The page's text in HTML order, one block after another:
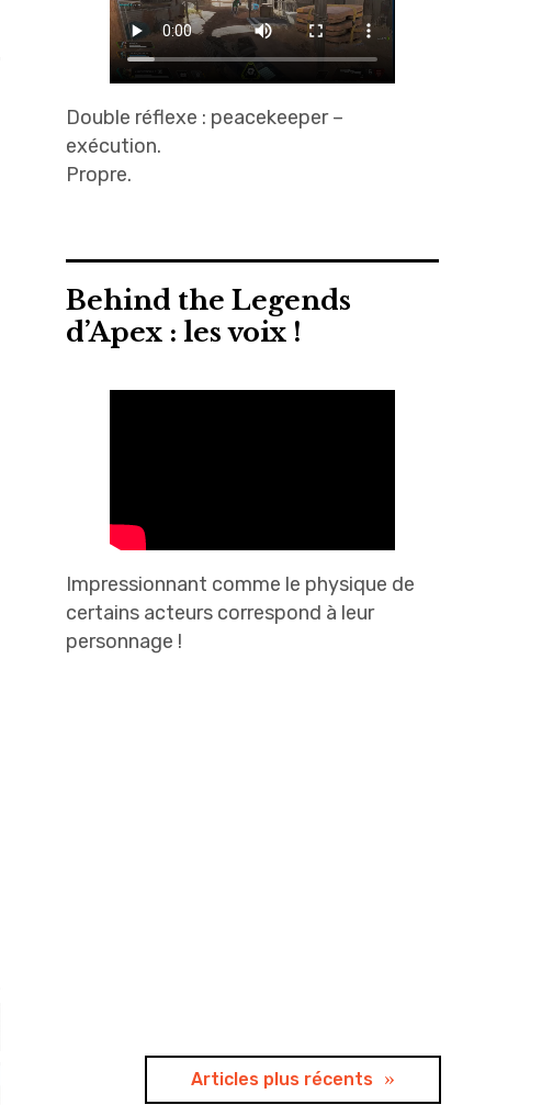
Double réflexe : peacekeeper –
exécution.
Propre.
Behind the Legends
d’Apex : les voix !
Impressionnant comme le physique de
certains acteurs correspond à leur
personnage !
Articles plus récents